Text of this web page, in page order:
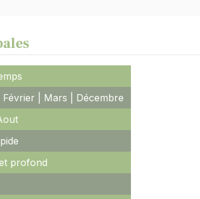
| Mars | Décembre
profond